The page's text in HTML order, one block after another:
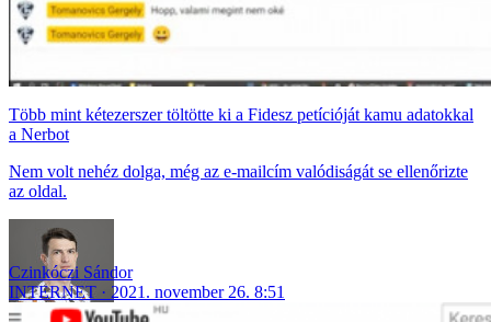
Több mint kétezerszer töltötte ki a Fidesz petícióját kamu adatokkal
a Nerbot
Nem volt nehéz dolga, még az e-mailcím valódiságát se ellenőrizte
az oldal.
Czinkóczi Sándor
INTERNET
2021. november 26. 8:51